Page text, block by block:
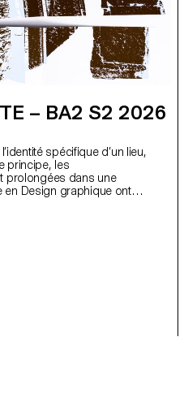
– BA2 S2 2026
spécifique d’un lieu,
principe, les
prolongées dans une